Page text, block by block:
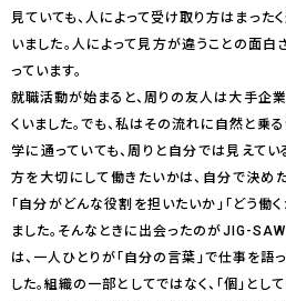
見ていても、人によって受け取り方はまった
いました。人によって見方が違うことの面
っています。
就職活動が始まると、周りの友人は大手企
くいました。でも、私はその流れに自然と乗
学に通っていても、周りと自分では見えて
方を大切にして働きたいかは、自分で決め
「自分がどんな役割を担いたいか」「どう働
ました。そんなときに出会ったのがJIG-
は、一人ひとりが「自分の言葉」で仕事を語
した。組織の一部としてではなく、「個」と